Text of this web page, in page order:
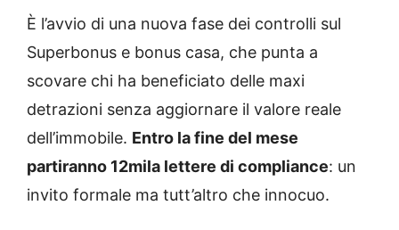
È l’avvio di una nuova fase dei controlli sul
Superbonus e bonus casa, che punta a
scovare chi ha beneficiato delle maxi
detrazioni senza aggiornare il valore reale
dell’immobile. Entro la fine del mese
partiranno 12mila lettere di compliance: un
invito formale ma tutt’altro che innocuo.